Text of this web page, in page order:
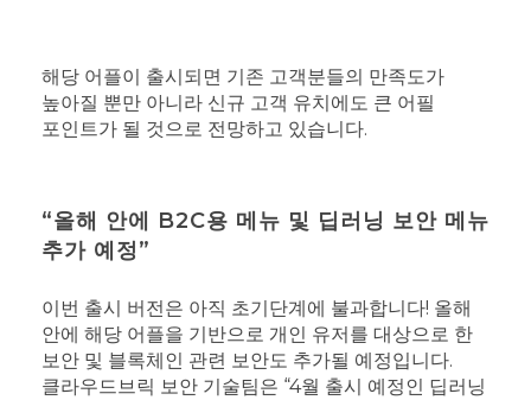
해당 어플이 출시되면 기존 고객분들의 만족도가
높아질 뿐만 아니라 신규 고객 유치에도 큰 어필
포인트가 될 것으로 전망하고 있습니다.
“올해 안에 B2C용 메뉴 및 딥러닝 보안 메뉴
추가 예정”
이번 출시 버전은 아직 초기단계에 불과합니다! 올해
안에 해당 어플을 기반으로 개인 유저를 대상으로 한
보안 및 블록체인 관련 보안도 추가될 예정입니다.
클라우드브릭 보안 기술팀은 “4월 출시 예정인 딥러닝